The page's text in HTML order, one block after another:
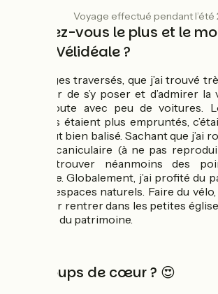
Voyage effectué pendant l’été
Qu'avez-vous le plus et le
sur La Vélidéale ?
Les villages traversés, que j’ai trouvé
Un plaisir de s’y poser et d’admirer la
petite route avec peu de voitures.
tronçons étaient plus empruntés,
et surtout bien balisé. Sachant que j’ai
période caniculaire (à ne pas
j’ai pu trouver néanmoins des
problème. Globalement, j’ai profité du
que des espaces naturels. Faire du
idéal pour rentrer dans les petites
la beauté du patrimoine.
Vos coups de cœur ? 😍